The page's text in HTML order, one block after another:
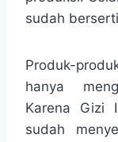
sudah
Produk-
hanya
Karena Gizi
sudah